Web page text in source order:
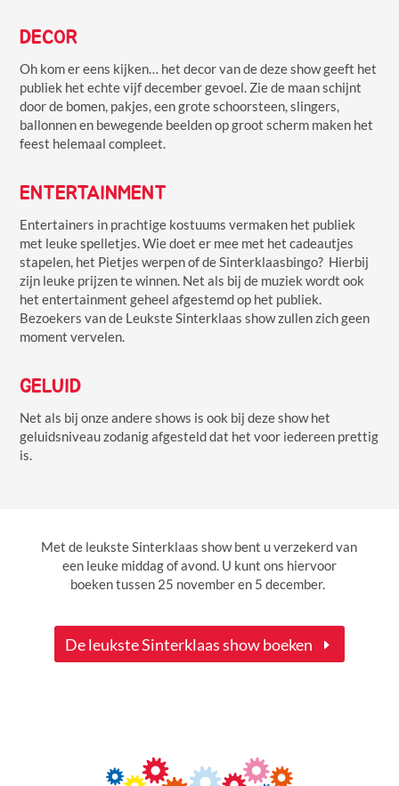
DECOR
Oh kom er eens kijken… het decor van de deze show geeft het
publiek het echte vijf december gevoel. Zie de maan schijnt
door de bomen, pakjes, een grote schoorsteen, slingers,
ballonnen en bewegende beelden op groot scherm maken het
feest helemaal compleet.
ENTERTAINMENT
Entertainers in prachtige kostuums vermaken het publiek
met leuke spelletjes. Wie doet er mee met het cadeautjes
stapelen, het Pietjes werpen of de Sinterklaasbingo? Hierbij
zijn leuke prijzen te winnen. Net als bij de muziek wordt ook
het entertainment geheel afgestemd op het publiek.
Bezoekers van de Leukste Sinterklaas show zullen zich geen
moment vervelen.
GELUID
Net als bij onze andere shows is ook bij deze show het
geluidsniveau zodanig afgesteld dat het voor iedereen prettig
is.
Met de leukste Sinterklaas show bent u verzekerd van
een leuke middag of avond. U kunt ons hiervoor
boeken tussen 25 november en 5 december.
De leukste Sinterklaas show boeken